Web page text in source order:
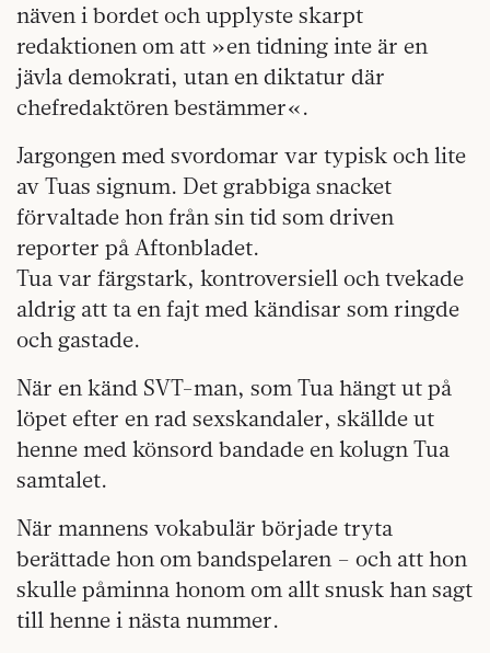
näven i bordet och upplyste skarpt
redaktionen om att »en tidning inte är en
jävla demokrati, utan en diktatur där
chefredaktören bestämmer«.
Jargongen med svordomar var typisk och lite
av Tuas signum. Det grabbiga snacket
förvaltade hon från sin tid som driven
reporter på Aftonbladet.
Tua var färgstark, kontroversiell och tvekade
aldrig att ta en fajt med kändisar som ringde
och gastade.
När en känd SVT-man, som Tua hängt ut på
löpet efter en rad sexskandaler, skällde ut
henne med könsord bandade en kolugn Tua
samtalet.
När mannens vokabulär började tryta
berättade hon om bandspelaren – och att hon
skulle påminna honom om allt snusk han sagt
till henne i nästa nummer.